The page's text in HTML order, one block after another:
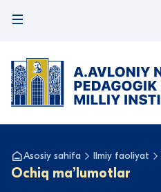
Asosiy sahifa Ilmiy faoliyat
Ochiq maʼlumotlar